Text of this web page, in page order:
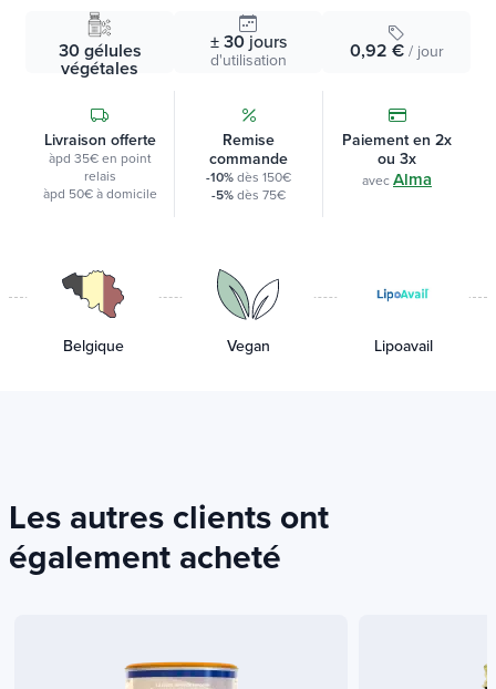
30 gélules
végétales d'utilisation
Livraison offerte
àpd 35€ en point
relais
àpd 50€ à domicile
Remise
commande
-10%dès 150€
-5%dès 75€
Paiement en 2x
ou 3x
avecAlma
Belgique Vegan
également acheté